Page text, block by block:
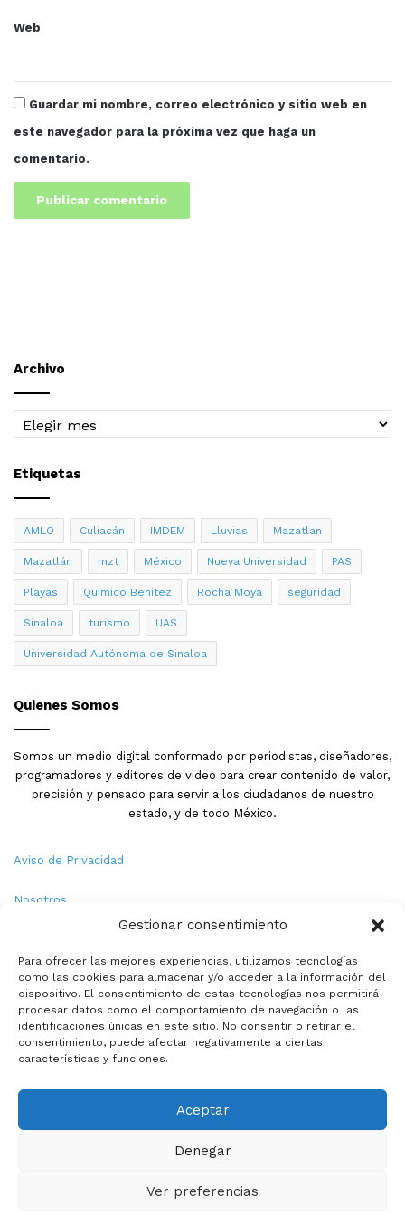
Gestionar consentimiento
Para ofrecer las mejores experiencias, utilizamos tecnologías
como las cookies para almacenar y/o acceder a la información del
dispositivo. El consentimiento de estas tecnologías nos permitirá
procesar datos como el comportamiento de navegación o las
identificaciones únicas en este sitio. No consentir o retirar el
consentimiento, puede afectar negativamente a ciertas
características y funciones.
Aceptar
Denegar
Ver preferencias
Web
Guardar mi nombre, correo electrónico y sitio web en
este navegador para la próxima vez que haga un
comentario.
Archivo
Archivo
Etiquetas
AMLO Culiacán IMDEM Lluvias Mazatlan
Mazatlán mzt México Nueva Universidad PAS
Playas Quimico Benitez Rocha Moya seguridad
Sinaloa turismo UAS
Universidad Autónoma de Sinaloa
Quienes Somos
Somos un medio digital conformado por periodistas, diseñadores,
programadores y editores de video para crear contenido de valor,
precisión y pensado para servir a los ciudadanos de nuestro
estado, y de todo México.
Aviso de Privacidad
Nosotros
Política de Cookies
Contacto
© Copyright 2026,PMX. Todos los derechos reservados.
Entretenimiento Especiales
Facebook
X YouTubeInstagram